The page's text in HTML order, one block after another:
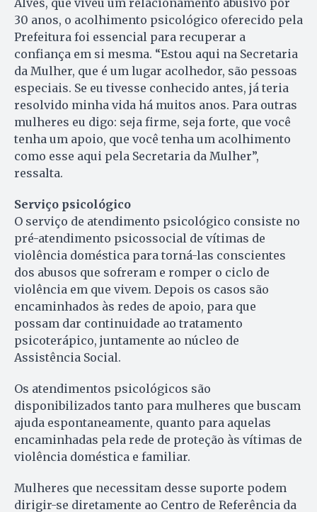
30 anos, o acolhimento psicológico oferecido pela
Prefeitura foi essencial para recuperar a
confiança em si mesma. “Estou aqui na Secretaria
da Mulher, que é um lugar acolhedor, são pessoas
especiais. Se eu tivesse conhecido antes, já teria
resolvido minha vida há muitos anos. Para outras
mulheres eu digo: seja firme, seja forte, que você
tenha um apoio, que você tenha um acolhimento
como esse aqui pela Secretaria da Mulher”,
ressalta.
Serviço psicológico
O serviço de atendimento psicológico consiste no
pré-atendimento psicossocial de vítimas de
violência doméstica para torná-las conscientes
dos abusos que sofreram e romper o ciclo de
violência em que vivem. Depois os casos são
encaminhados às redes de apoio, para que
possam dar continuidade ao tratamento
psicoterápico, juntamente ao núcleo de
Assistência Social.
Os atendimentos psicológicos são
disponibilizados tanto para mulheres que buscam
ajuda espontaneamente, quanto para aquelas
encaminhadas pela rede de proteção às vítimas de
violência doméstica e familiar.
Mulheres que necessitam desse suporte podem
dirigir-se diretamente ao Centro de Referência da